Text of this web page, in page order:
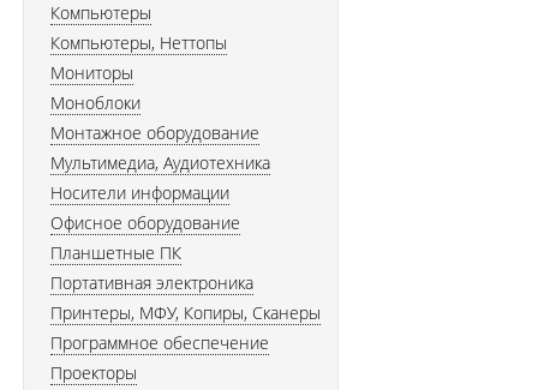
Компьютеры
Компьютеры, Неттопы
Мониторы
Моноблоки
Монтажное оборудование
Мультимедиа, Аудиотехника
Носители информации
Офисное оборудование
Планшетные ПК
Портативная электроника
Принтеры, МФУ, Копиры, Сканеры
Программное обеспечение
Проекторы